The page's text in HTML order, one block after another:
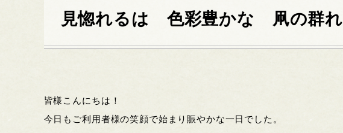
見惚れるは 色彩豊かな 凧の群れ
皆様こんにちは！
今日もご利用者様の笑顔で始まり賑やかな一日でした。